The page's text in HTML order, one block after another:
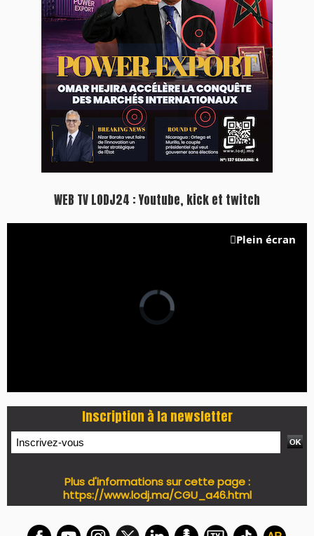
Inscription à la newsletter
Plus d'informations sur cette page :
7 days santé & conso du 31-07-2026
7 days Auto-Moto du 27-07-2026
PODCAST +
LES PLUS RÉCENTS CLASSEURS